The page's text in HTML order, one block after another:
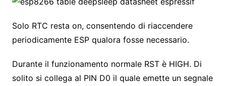
Solo RTC resta on, consentendo di riaccendere
periodicamente ESP qualora fosse necessario.
Durante il funzionamento normale RST è HIGH. Di
solito si collega al PIN D0 il quale emette un segnale